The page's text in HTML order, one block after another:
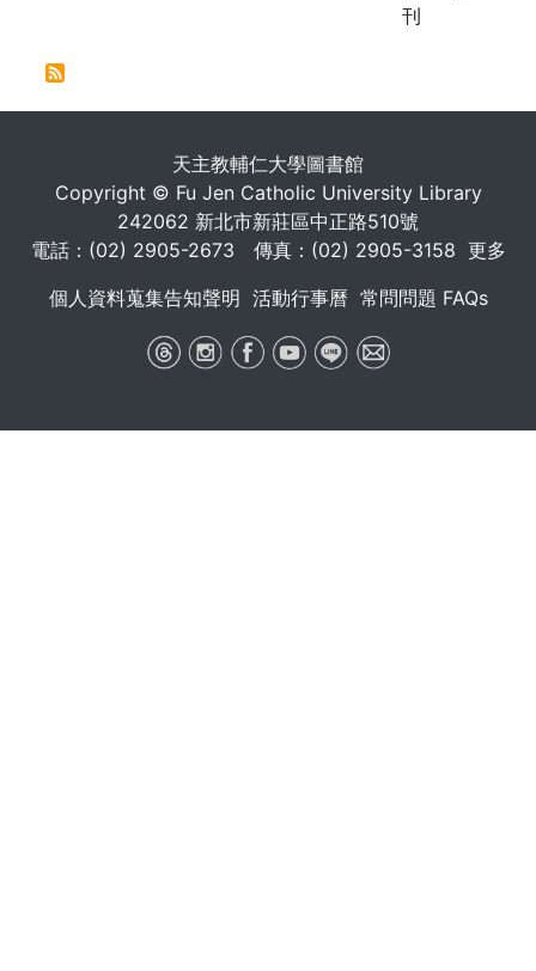
刊
天主教輔仁大學圖書館
Copyright © Fu Jen Catholic University Library
242062 新北市新莊區中正路510號
電話：(02) 2905-2673 傳真：(02) 2905-3158 更多
個人資料蒐集告知聲明 活動行事曆 常問問題 FAQs